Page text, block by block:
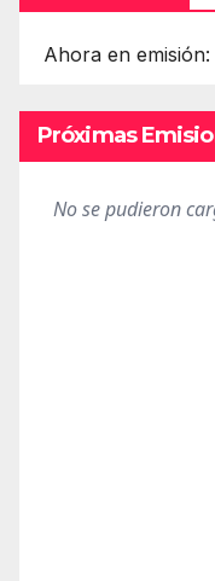
Ahora en
Próximas